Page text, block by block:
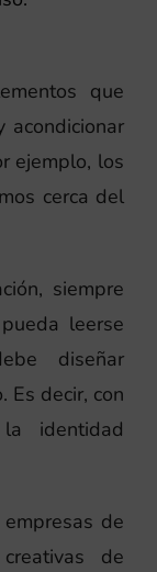
que
acondicionar
ejemplo, los
cerca del
siempre
leerse
diseñar
Es decir, con
identidad
de
de